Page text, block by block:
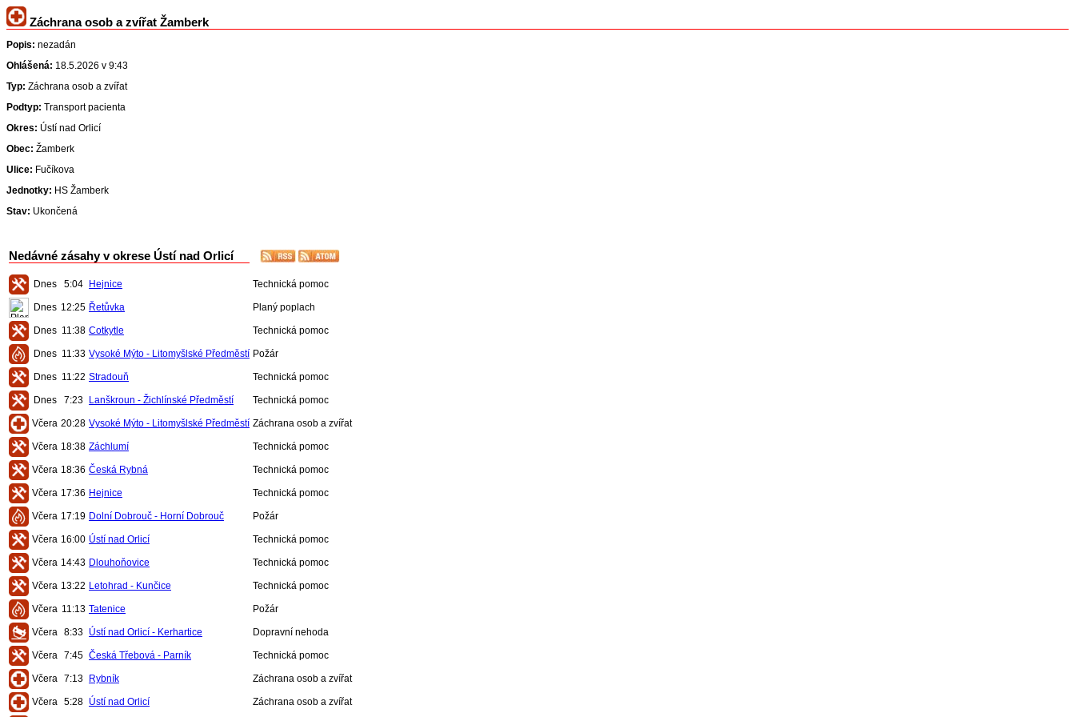
Záchrana osob a zvířat Žamberk
Popis: nezadán
Ohlášená: 18.5.2026 v 9:43
Typ: Záchrana osob a zvířat
Podtyp: Transport pacienta
Okres: Ústí nad Orlicí
Obec: Žamberk
Ulice: Fučíkova
Jednotky: HS Žamberk
Stav: Ukončená
Nedávné zásahy v okrese Ústí nad Orlicí
Dnes 5:04 Hejnice Technická pomoc
Dnes 12:25 Řetůvka Planý poplach
Dnes 11:38 Cotkytle Technická pomoc
Dnes 11:33 Vysoké Mýto - Litomyšlské Předměstí Požár
Dnes 11:22 Stradouň Technická pomoc
Dnes 7:23 Lanškroun - Žichlínské Předměstí Technická pomoc
Včera 20:28 Vysoké Mýto - Litomyšlské Předměstí Záchrana osob a zvířat
Včera 18:38 Záchlumí Technická pomoc
Včera 18:36 Česká Rybná Technická pomoc
Včera 17:36 Hejnice Technická pomoc
Včera 17:19 Dolní Dobrouč - Horní Dobrouč Požár
Včera 16:00 Ústí nad Orlicí Technická pomoc
Včera 14:43 Dlouhoňovice Technická pomoc
Včera 13:22 Letohrad - Kunčice Technická pomoc
Včera 11:13 Tatenice Požár
Včera 8:33 Ústí nad Orlicí - Kerhartice Dopravní nehoda
Včera 7:45 Česká Třebová - Parník Technická pomoc
Včera 7:13 Rybník Záchrana osob a zvířat
Včera 5:28 Ústí nad Orlicí Záchrana osob a zvířat